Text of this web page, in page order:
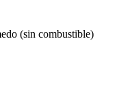
(sin combustible)